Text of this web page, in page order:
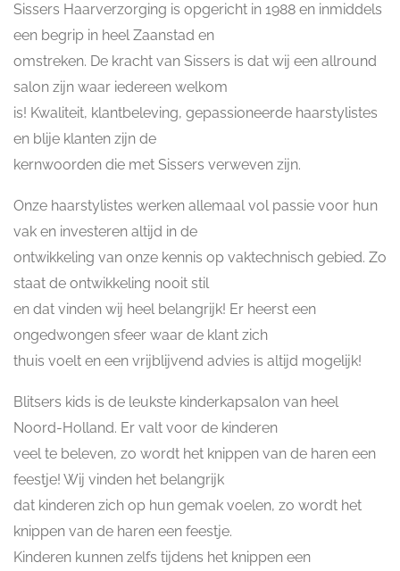
Sissers Haarverzorging is opgericht in 1988 en inmiddels
een begrip in heel Zaanstad en
omstreken. De kracht van Sissers is dat wij een allround
salon zijn waar iedereen welkom
is! Kwaliteit, klantbeleving, gepassioneerde haarstylistes
en blije klanten zijn de
kernwoorden die met Sissers verweven zijn.
Onze haarstylistes werken allemaal vol passie voor hun
vak en investeren altijd in de
ontwikkeling van onze kennis op vaktechnisch gebied. Zo
staat de ontwikkeling nooit stil
en dat vinden wij heel belangrijk! Er heerst een
ongedwongen sfeer waar de klant zich
thuis voelt en een vrijblijvend advies is altijd mogelijk!
Blitsers kids is de leukste kinderkapsalon van heel
Noord-Holland. Er valt voor de kinderen
veel te beleven, zo wordt het knippen van de haren een
feestje! Wij vinden het belangrijk
dat kinderen zich op hun gemak voelen, zo wordt het
knippen van de haren een feestje.
Kinderen kunnen zelfs tijdens het knippen een